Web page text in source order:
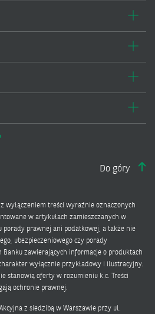
Do góry
wyłączeniem treści wyraźnie oznaczonych
w artykułach zamieszczanych w
porady prawnej ani podatkowej, a także nie
ubezpieczeniowego czy porady
Banku zawierających informacje o produktach
wyłącznie przykładowy i ilustracyjny.
stanowią oferty w rozumieniu k.c. Treści
ochronie prawnej.
z siedzibą w Warszawie przy ul.